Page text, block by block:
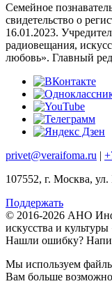
Семейное
свидетельство о
16.01.2023.
радиовещания,
любовь». Главный
privet@veraifoma.ru |
107552, г. Москва,
Поддержать
© 2016-2026 АНО
искусства и
Нашли ошибку?
Мы используем
Вам больше